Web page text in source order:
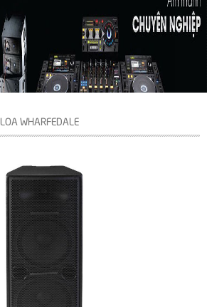
LOA WHARFEDALE